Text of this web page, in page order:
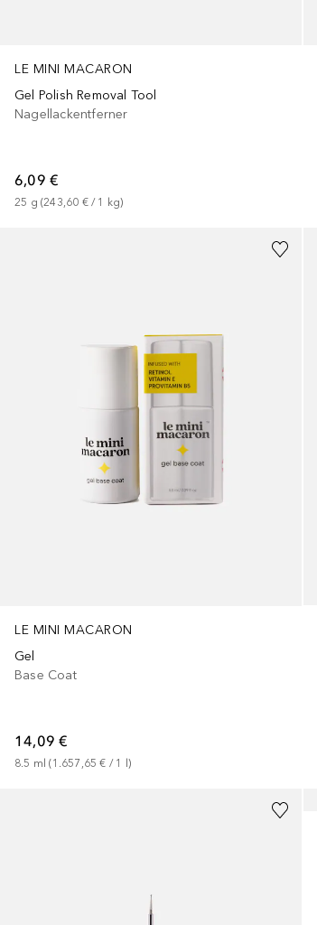
LE MINI MACARON
Gel Polish Removal Tool
Nagellackentferner
6,09 €
25 g (243,60 € / 1 kg)
LE MINI MACARON
Gel
Base Coat
14,09 €
8.5 ml (1.657,65 € / 1 l)